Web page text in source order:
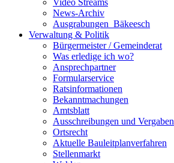
Video Streams
News-Archiv
Ausgrabungen_Bäkeesch
Verwaltung & Politik
Bürgermeister / Gemeinderat
Was erledige ich wo?
Ansprechpartner
Formularservice
Ratsinformationen
Bekanntmachungen
Amtsblatt
Ausschreibungen und Vergaben
Ortsrecht
Aktuelle Bauleitplanverfahren
Stellenmarkt